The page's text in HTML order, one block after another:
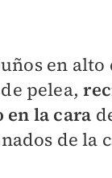
en alto
pelea,
en la cara
de la